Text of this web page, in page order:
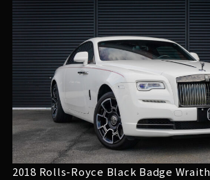
2018 Rolls-Royce Black Badge Wraith